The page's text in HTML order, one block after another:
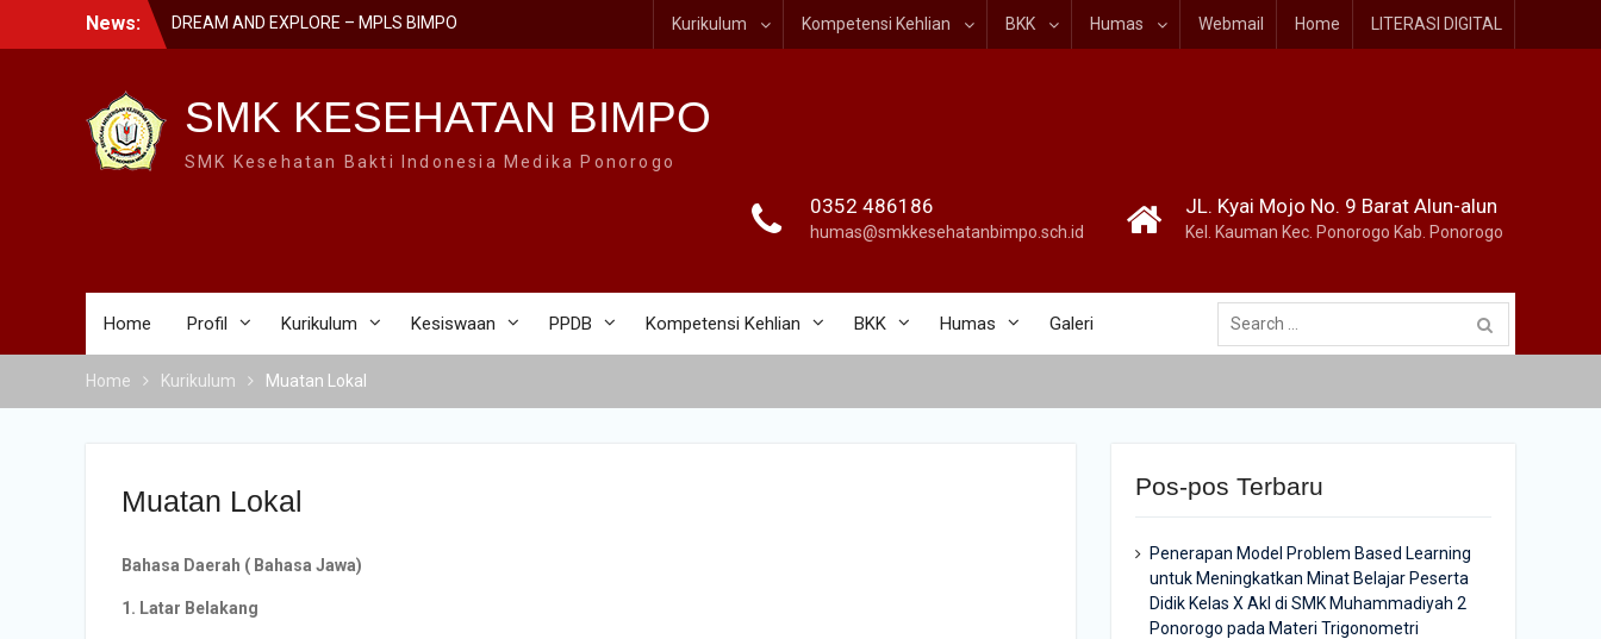
News:
DREAM AND EXPLORE – MPLS BIMPO
2023
SMK BIMPO DI LOMBA GERAK JALAN
Kurikulum Kompetensi Kehlian BKK Humas Webmail Home LITERASI DIGITAL
SMK KESEHATAN BIMPO
SMK Kesehatan Bakti Indonesia Medika Ponorogo
0352 486186
humas@smkkesehatanbimpo.sch.id
JL. Kyai Mojo No. 9 Barat Alun-alun
Kel. Kauman Kec. Ponorogo Kab. Ponorogo
Home Profil Kurikulum Kesiswaan PPDB Kompetensi Kehlian BKK Humas Galeri
Search
for:
Home Kurikulum Muatan Lokal
Muatan Lokal
Bahasa Daerah ( Bahasa Jawa)
1. Latar Belakang
Pos-pos Terbaru
Penerapan Model Problem Based Learning
untuk Meningkatkan Minat Belajar Peserta
Didik Kelas X Akl di SMK Muhammadiyah 2
Ponorogo pada Materi Trigonometri